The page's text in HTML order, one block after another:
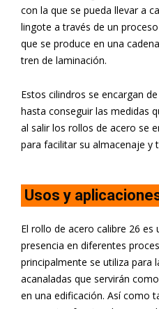
con la que se pueda llevar a
lingote a través de un
que se produce en una
tren de laminación.
Estos cilindros se encargan
hasta conseguir las medidas
al salir los rollos de acero se
para facilitar su almacenaje y
Usos y
El rollo de acero calibre 26
presencia en diferentes
principalmente se utiliza para
acanaladas que servirán
en una edificación. Así como